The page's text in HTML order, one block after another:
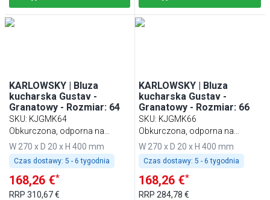
KARLOWSKY | Bluza
kucharska Gustav -
Granatowy - Rozmiar: 64
SKU: KJGMK64
Obkurczona, odporna na
pranie, łatwa w pielęgnacji
W 270 x D 20 x H 400 mm
Czas dostawy: 5 - 6 tygodnia
168,26 €*
RRP 310,67 €
KARLOWSKY | Bluza
kucharska Gustav -
Granatowy - Rozmiar: 66
SKU: KJGMK66
Obkurczona, odporna na
pranie, łatwa w pielęgnacji
W 270 x D 20 x H 400 mm
Czas dostawy: 5 - 6 tygodnia
168,26 €*
RRP284,78 €